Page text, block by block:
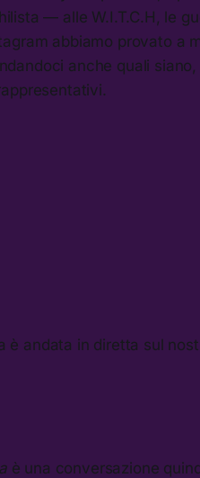
— alle W.I.T.C.H, le
abbiamo provato a
anche quali
è andata in diretta sul
è una conversazione